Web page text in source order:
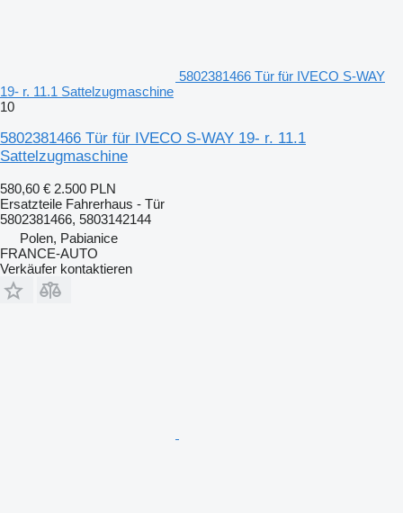
5802381466 Tür für IVECO S-WAY
19- r. 11.1 Sattelzugmaschine
10
5802381466 Tür für IVECO S-WAY 19- r. 11.1
Sattelzugmaschine
580,60 € 2.500 PLN
Ersatzteile Fahrerhaus - Tür
5802381466, 5803142144
Polen, Pabianice
FRANCE-AUTO
Verkäufer kontaktieren